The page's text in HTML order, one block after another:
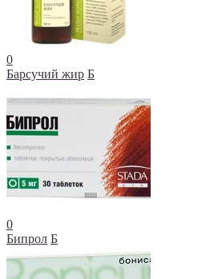
0
Барсучий жир Б
0
Бипрол Б